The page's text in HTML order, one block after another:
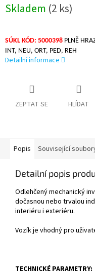
Skladem (2 ks)
SÚKL KÓD: 5000398 PLNĚ
INT, NEU, ORT, PED, REH
Detailní informace
ZEPTAT SE HLÍDAT
Popis Související
Detailní popis
Odlehčený mechanický
dočasnou nebo trvalou
interiéru i exteriéru.
Vozík je vhodný pro
TECHNICKÉ PARAMETRY: